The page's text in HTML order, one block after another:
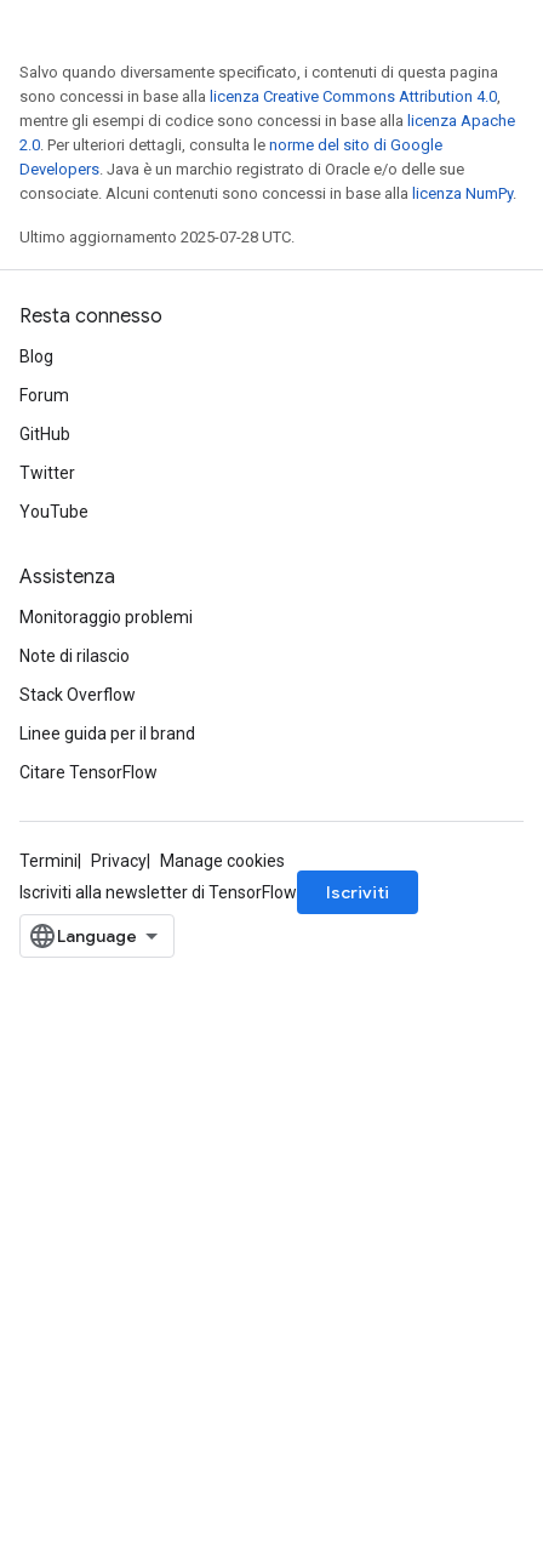
Salvo quando diversamente specificato, i contenuti di questa pagina
sono concessi in base alla licenza Creative Commons Attribution 4.0,
mentre gli esempi di codice sono concessi in base alla licenza Apache
2.0. Per ulteriori dettagli, consulta le norme del sito di Google
Developers. Java è un marchio registrato di Oracle e/o delle sue
consociate. Alcuni contenuti sono concessi in base alla licenza NumPy.
Ultimo aggiornamento 2025-07-28 UTC.
Resta connesso
Blog
Forum
GitHub
Twitter
YouTube
Assistenza
Monitoraggio problemi
Note di rilascio
Stack Overflow
Linee guida per il brand
Citare TensorFlow
Termini Privacy
Manage cookies
Iscriviti alla newsletter di TensorFlow
Iscriviti